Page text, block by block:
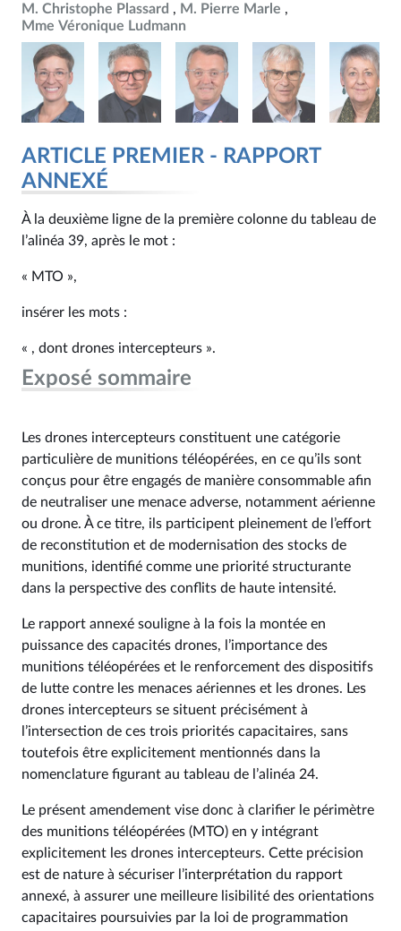
M. Christophe Plassard
M. Pierre Marle
Mme Véronique Ludmann
ARTICLE PREMIER - RAPPORT
ANNEXÉ
À la deuxième ligne de la première colonne du tableau de
l’alinéa 39, après le mot :
« MTO »,
insérer les mots :
« , dont drones intercepteurs ».
Exposé sommaire
Les drones intercepteurs constituent une catégorie
particulière de munitions téléopérées, en ce qu’ils sont
conçus pour être engagés de manière consommable afin
de neutraliser une menace adverse, notamment aérienne
ou drone. À ce titre, ils participent pleinement de l’effort
de reconstitution et de modernisation des stocks de
munitions, identifié comme une priorité structurante
dans la perspective des conflits de haute intensité.
Le rapport annexé souligne à la fois la montée en
puissance des capacités drones, l’importance des
munitions téléopérées et le renforcement des dispositifs
de lutte contre les menaces aériennes et les drones. Les
drones intercepteurs se situent précisément à
l’intersection de ces trois priorités capacitaires, sans
toutefois être explicitement mentionnés dans la
nomenclature figurant au tableau de l’alinéa 24.
Le présent amendement vise donc à clarifier le périmètre
des munitions téléopérées (MTO) en y intégrant
explicitement les drones intercepteurs. Cette précision
est de nature à sécuriser l’interprétation du rapport
annexé, à assurer une meilleure lisibilité des orientations
capacitaires poursuivies par la loi de programmation